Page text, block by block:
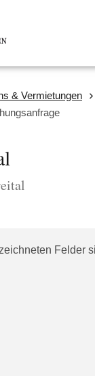
& Vermietungen
Felder